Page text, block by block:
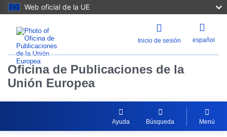
Web oficial de la UE
Inicio de sesión español
Oficina de Publicaciones de la
Unión Europea
Ayuda Búsqueda Menú